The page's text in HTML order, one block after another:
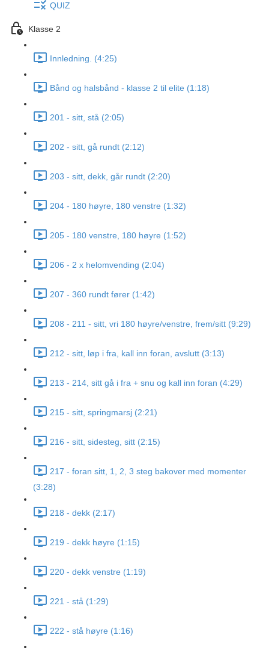
QUIZ
Klasse 2
Innledning. (4:25)
Bånd og halsbånd - klasse 2 til elite (1:18)
201 - sitt, stå (2:05)
202 - sitt, gå rundt (2:12)
203 - sitt, dekk, går rundt (2:20)
204 - 180 høyre, 180 venstre (1:32)
205 - 180 venstre, 180 høyre (1:52)
206 - 2 x helomvending (2:04)
207 - 360 rundt fører (1:42)
208 - 211 - sitt, vri 180 høyre/venstre, frem/sitt (9:29)
212 - sitt, løp i fra, kall inn foran, avslutt (3:13)
213 - 214, sitt gå i fra + snu og kall inn foran (4:29)
215 - sitt, springmarsj (2:21)
216 - sitt, sidesteg, sitt (2:15)
217 - foran sitt, 1, 2, 3 steg bakover med momenter
(3:28)
218 - dekk (2:17)
219 - dekk høyre (1:15)
220 - dekk venstre (1:19)
221 - stå (1:29)
222 - stå høyre (1:16)